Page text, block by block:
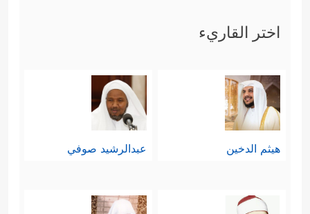
﴿١٦﴾
ٱذۡهَبۡ إِلَىٰ فِرۡعَوۡنَ إِنَّهُۥ طَغَىٰ
﴿١٩﴾
فَأَرَىٰهُ ٱلۡـَٔایَةَ ٱلۡكُبۡرَىٰ﴿٢٠﴾
فَكَذَّبَ وَعَصَىٰ
﴿٢١﴾
ثُمَّ أَدۡبَرَ یَسۡعَىٰ ﴿٢٢﴾
فَحَشَرَ فَنَادَىٰ
فَقَالَ أَنَا۠ رَبُّكُمُ ٱلۡأَعۡلَىٰ ﴿٢٤﴾
فَأَخَذَهُ ٱللَّهُ
نَكَالَ ٱلۡأَخِرَةِ وَٱلۡأُولَىٰۤ
إِنَّ فِی ذَ ٰ⁠لِكَ لَعِبۡرَةࣰ لِّمَن
اختر القاريء
هيثم الدخين عبدالرشيد صوفي